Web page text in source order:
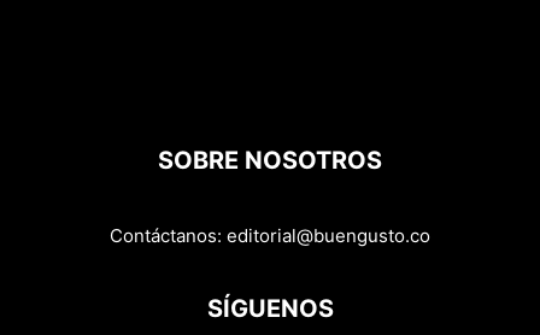
SOBRE NOSOTROS
Contáctanos: editorial@buengusto.co
SÍGUENOS